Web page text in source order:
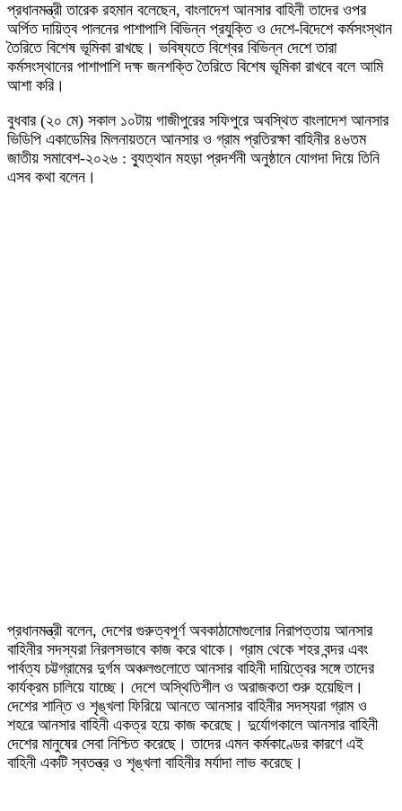
প্রধানমন্ত্রী তারেক রহমান বলেছেন, বাংলাদেশ আনসার বাহিনী তাদের ওপর
অর্পিত দায়িত্ব পালনের পাশাপাশি বিভিন্ন প্রযুক্তি ও দেশে-বিদেশে কর্মসংস্থান
তৈরিতে বিশেষ ভূমিকা রাখছে। ভবিষ্যতে বিশ্বের বিভিন্ন দেশে তারা
কর্মসংস্থানের পাশাপাশি দক্ষ জনশক্তি তৈরিতে বিশেষ ভূমিকা রাখবে বলে আমি
আশা করি।
বুধবার (২০ মে) সকাল ১০টায় গাজীপুরের সফিপুরে অবস্থিত বাংলাদেশ আনসার
ভিডিপি একাডেমির মিলনায়তনে আনসার ও গ্রাম প্রতিরক্ষা বাহিনীর ৪৬তম
জাতীয় সমাবেশ-২০২৬ : ব্যুত্থান মহড়া প্রদর্শনী অনুষ্ঠানে যোগদা দিয়ে তিনি
এসব কথা বলেন।
প্রধানমন্ত্রী বলেন, দেশের গুরুত্বপূর্ণ অবকাঠামোগুলোর নিরাপত্তায় আনসার
বাহিনীর সদস্যরা নিরলসভাবে কাজ করে থাকে। গ্রাম থেকে শহর বন্দর এবং
পার্বত্য চট্টগ্রামের দুর্গম অঞ্চলগুলোতে আনসার বাহিনী দায়িত্বের সঙ্গে তাদের
কার্যক্রম চালিয়ে যাচ্ছে। দেশে অস্থিতিশীল ও অরাজকতা শুরু হয়েছিল।
দেশের শান্তি ও শৃঙ্খলা ফিরিয়ে আনতে আনসার বাহিনীর সদস্যরা গ্রাম ও
শহরে আনসার বাহিনী একত্র হয়ে কাজ করেছে। দুর্যোগকালে আনসার বাহিনী
দেশের মানুষের সেবা নিশ্চিত করেছে। তাদের এমন কর্মকাণ্ডের কারণে এই
বাহিনী একটি স্বতন্ত্র ও শৃঙ্খলা বাহিনীর মর্যাদা লাভ করেছে।